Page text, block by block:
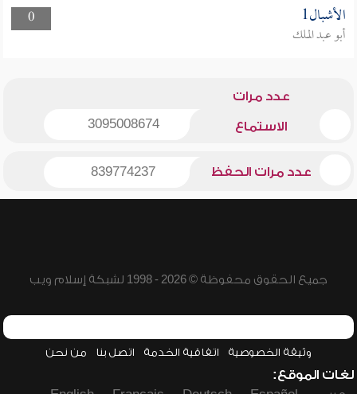
0
الأشبال1
أبو عبد الملك
عدد مرات
الاستماع 3095008674
عدد مرات الحفظ 839774237
جميع الحقوق محفوظة © 2026 - 1998 لشبكة إسلام ويب
وثيقة الخصوصية اتفاقية الخدمة اتصل بنا من نحن
لغات الموقع: